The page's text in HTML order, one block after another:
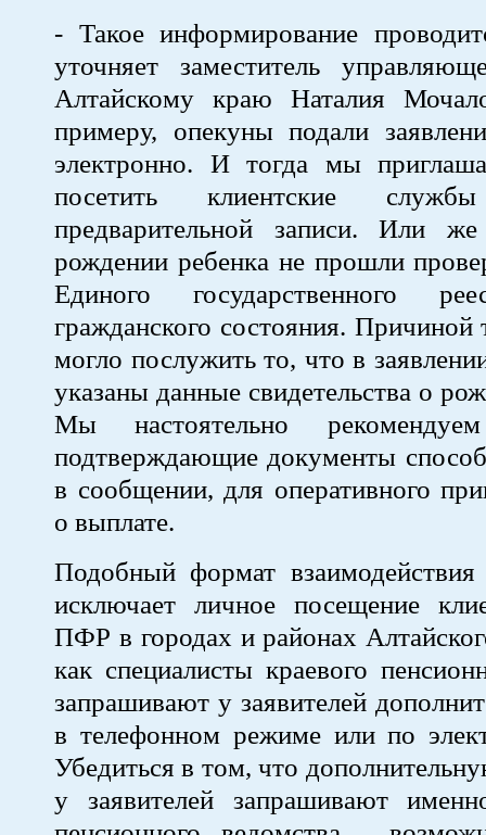
- Такое информирование
уточняет заместитель
Алтайскому краю Наталия
примеру, опекуны подали
электронно. И тогда мы
посетить клиентские
предварительной записи. Или
рождении ребенка не прошли
Единого государственного
гражданского состояния. Причиной
могло послужить то, что в
указаны данные свидетельства о
Мы настоятельно рекомендуем
подтверждающие документы
в сообщении, для оперативного
о выплате.
Подобный формат взаимодействия
исключает личное посещение
ПФР в городах и районах
как специалисты краевого
запрашивают у заявителей
в телефонном режиме или по
Убедиться в том, что
у заявителей запрашивают